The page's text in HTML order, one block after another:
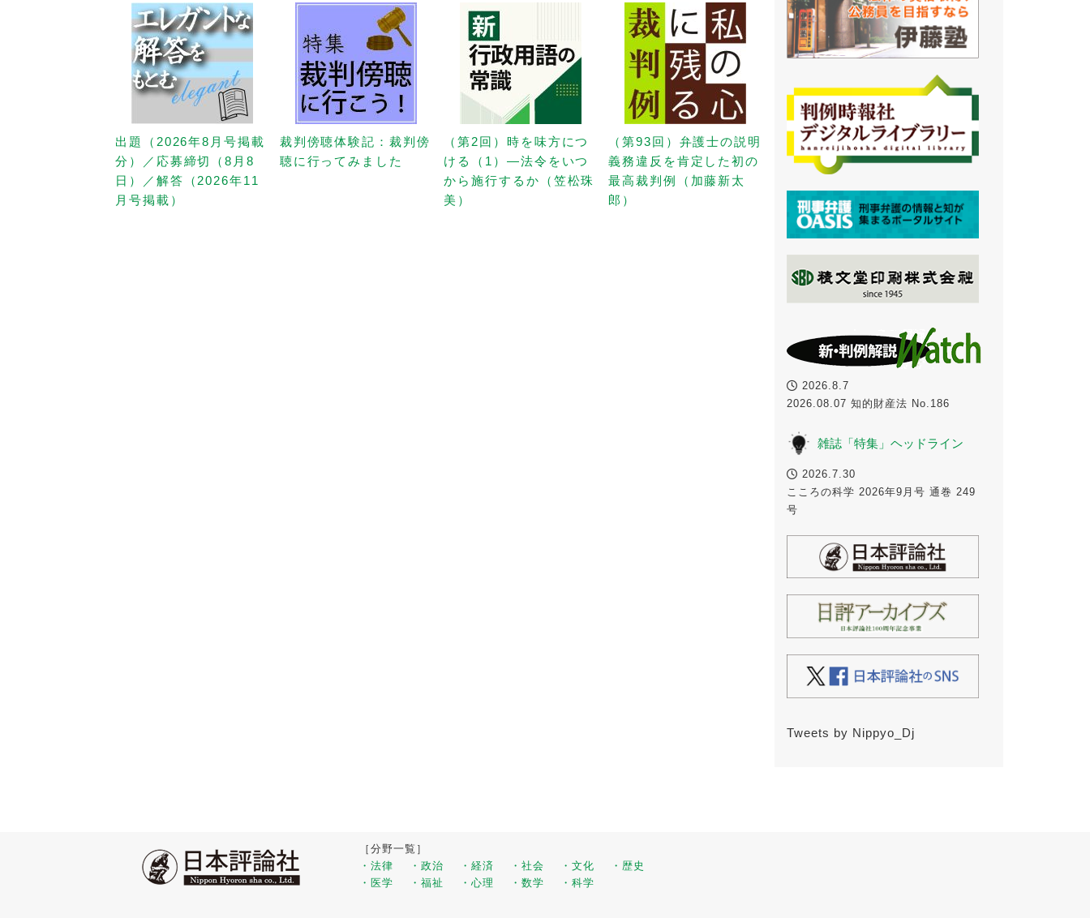
出題（2026年8月号掲載
分）／応募締切（8月8
日）／解答（2026年11
月号掲載）
裁判傍聴体験記：裁判傍
聴に行ってみました
（第2回）時を味方につ
ける（1）—法令をいつ
から施行するか（笠松珠
美）
（第93回）弁護士の説明
義務違反を肯定した初の
最高裁判例（加藤新太
郎）
2026.8.7
2026.08.07 知的財産法 No.186
雑誌「特集」ヘッドライン
2026.7.30
こころの科学 2026年9月号 通巻 249
号
Tweets by Nippyo_Dj
［分野一覧］
・法律
・政治 ・経済 ・社会 ・文化
・歴史
・医学
・福祉 ・心理 ・数学 ・科学